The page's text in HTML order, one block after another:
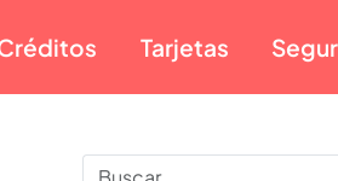
Tarjetas